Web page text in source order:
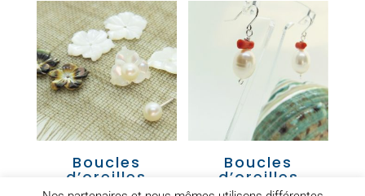
Boucles
d’oreilles
Boucles
d’oreilles